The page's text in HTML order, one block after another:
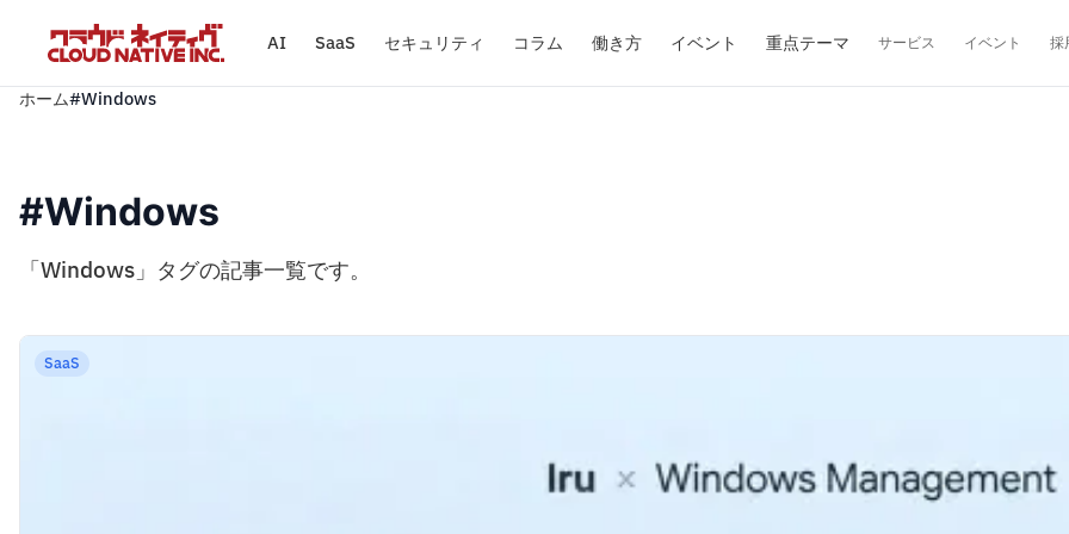
AI SaaS セキュリティ コラム 働き方 イベント 重点テーマ サービス イベント 採
ホーム#Windows
#Windows
「Windows」タグの記事一覧です。
SaaS